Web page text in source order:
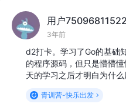
用户
3年前
d2打卡。学习了Go的基础
的程序源码，但只是懵懵
天的学习之后才明白为什么
青训营-快乐出发